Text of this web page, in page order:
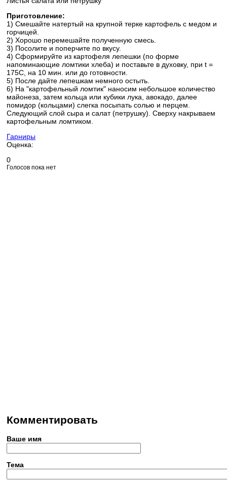
Приготовление:
1) Смешайте натертый на крупной терке картофель с медом и
горчицей.
2) Хорошо перемешайте полученную смесь.
3) Посолите и поперчите по вкусу.
4) Сформируйте из картофеля лепешки (по форме
напоминающие ломтики хлеба) и поставьте в духовку, при t =
175C, на 10 мин. или до готовности.
5) После дайте лепешкам немного остыть.
6) На "картофельный ломтик" наносим небольшое количество
майонеза, затем кольца или кубики лука, авокадо, далее
помидор (кольцами) слегка посыпать солью и перцем.
Следующий слой сыра и салат (петрушку). Сверху накрываем
картофельным ломтиком.
Гарниры
Оценка:
0
Голосов пока нет
Комментировать
Ваше имя
Тема